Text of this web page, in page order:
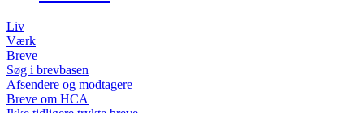
Liv
Værk
Breve
Søg i brevbasen
Afsendere og modtagere
Breve om HCA